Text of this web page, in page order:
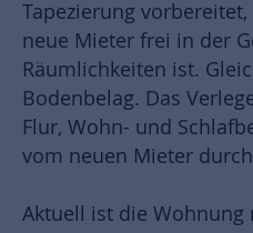
Tapezierung
neue Mieter frei in der
Räumlichkeiten ist.
Bodenbelag. Das
Flur, Wohn- und
vom neuen Mieter
Aktuell ist die